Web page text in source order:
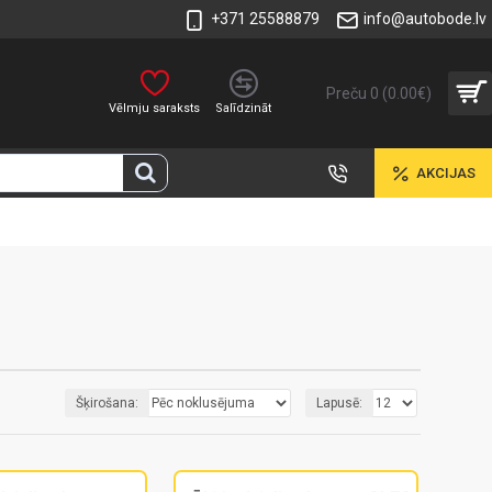
+371 25588879 info@autobode.lv
Vēlmju saraksts Salīdzināt
Preču 0 (0.00€)
AKCIJAS
Šķirošana: Lapusē: